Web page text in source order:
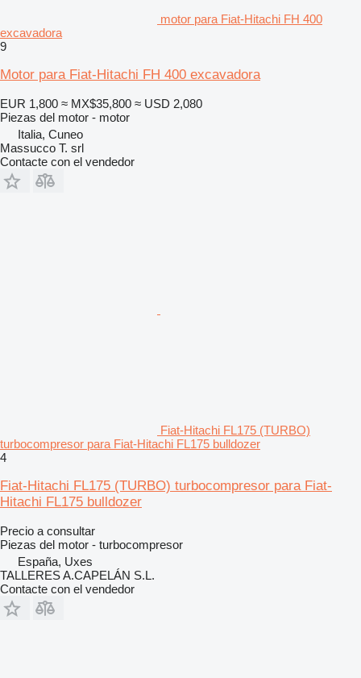
motor para Fiat-Hitachi FH 400
excavadora
9
Motor para Fiat-Hitachi FH 400 excavadora
EUR 1,800 ≈ MX$35,800 ≈ USD 2,080
Piezas del motor - motor
Italia, Cuneo
Massucco T. srl
Contacte con el vendedor
Fiat-Hitachi FL175 (TURBO)
turbocompresor para Fiat-Hitachi FL175 bulldozer
4
Fiat-Hitachi FL175 (TURBO) turbocompresor para Fiat-
Hitachi FL175 bulldozer
Precio a consultar
Piezas del motor - turbocompresor
España, Uxes
TALLERES A.CAPELÁN S.L.
Contacte con el vendedor